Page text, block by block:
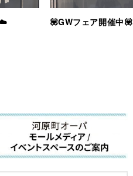
💟GWフェア開催中💟